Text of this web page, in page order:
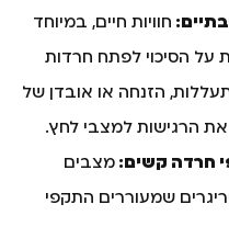
חוויות חיים, במיוחד
על הסיכוי לפתח חרדות
הזנחה או אובדן של
את הרגישות למצבי לחץ.
חרדה קשים: מצבים
שמעוררים התקפי